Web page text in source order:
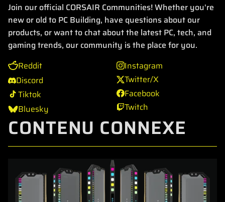
Join our official CORSAIR Communities! Whether you're
new or old to PC Building, have questions about our
products, or want to chat about the latest PC, tech, and
gaming trends, our community is the place for you.
Reddit
Discord
Tiktok
Bluesky
Instagram
Twitter/X
Facebook
Twitch
CONTENU CONNEXE